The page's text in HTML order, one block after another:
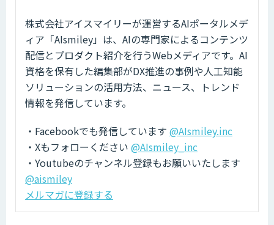
株式会社アイスマイリーが運営するAIポータルメデ
ィア「AIsmiley」は、AIの専門家によるコンテンツ
配信とプロダクト紹介を行うWebメディアです。AI
資格を保有した編集部がDX推進の事例や人工知能
ソリューションの活用方法、ニュース、トレンド
情報を発信しています。
・Facebookでも発信しています @AIsmiley.inc
・Xもフォローください @AIsmiley_inc
・Youtubeのチャンネル登録もお願いいたします
@aismiley
メルマガに登録する